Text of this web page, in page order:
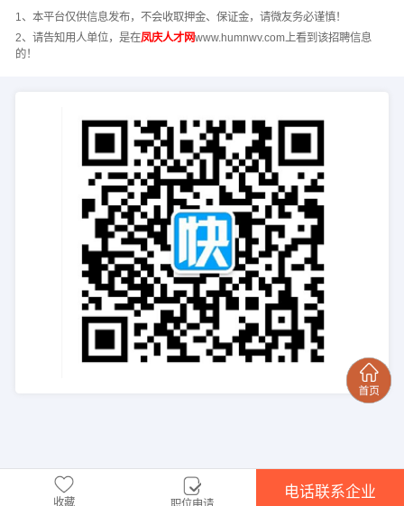
1、本平台仅供信息发布，不会收取押金、保证金，请微友务必谨慎！
2、请告知用人单位，是在凤庆人才网www.humnwv.com上看到该招聘信息
的！
收藏
电话联系企业